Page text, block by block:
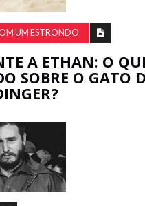
UM ESTRONDO
A ETHAN: O
SOBRE O GATO